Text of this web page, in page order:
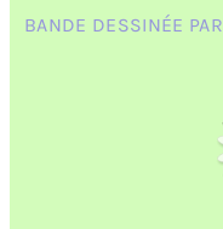
BANDE DESSINÉE PAR